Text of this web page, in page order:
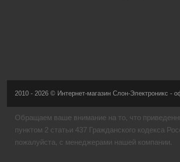
2010 - 2026 © Интернет-магазин Слон-Электроникс -
Обращаем ваше внимание на то, что
пунктом 2 статьи 437 Гражданского кодекса
пожалуйста, с менеджерами нашей компании.